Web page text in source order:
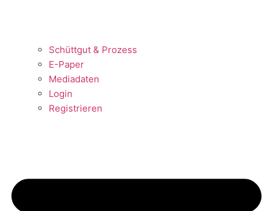
Schüttgut & Prozess
E-Paper
Mediadaten
Login
Registrieren